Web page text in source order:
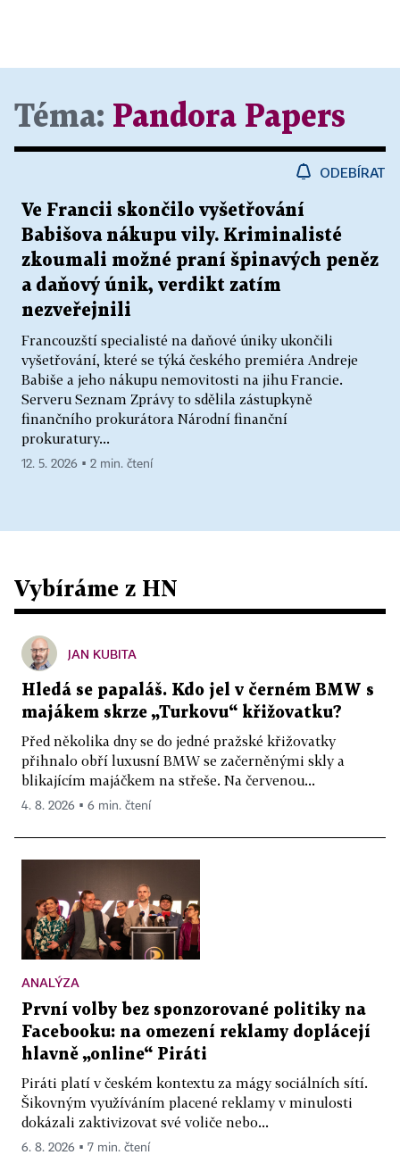
Téma: Pandora Papers
ODEBÍRAT
Ve Francii skončilo vyšetřování
Babišova nákupu vily. Kriminalisté
zkoumali možné praní špinavých peněz
a daňový únik, verdikt zatím
nezveřejnili
Francouzští specialisté na daňové úniky ukončili
vyšetřování, které se týká českého premiéra Andreje
Babiše a jeho nákupu nemovitosti na jihu Francie.
Serveru Seznam Zprávy to sdělila zástupkyně
finančního prokurátora Národní finanční
prokuratury...
12. 5. 2026 ▪ 2 min. čtení
Vybíráme z HN
JAN KUBITA
Hledá se papaláš. Kdo jel v černém BMW s
majákem skrze „Turkovu“ křižovatku?
Před několika dny se do jedné pražské křižovatky
přihnalo obří luxusní BMW se začerněnými skly a
blikajícím majáčkem na střeše. Na červenou...
4. 8. 2026 ▪ 6 min. čtení
ANALÝZA
První volby bez sponzorované politiky na
Facebooku: na omezení reklamy doplácejí
hlavně „online“ Piráti
Piráti platí v českém kontextu za mágy sociálních sítí.
Šikovným využíváním placené reklamy v minulosti
dokázali zaktivizovat své voliče nebo...
6. 8. 2026 ▪ 7 min. čtení